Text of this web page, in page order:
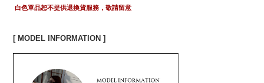
白色單品恕不提供退換貨服務，敬請留意
[ MODEL INFORMATION ]